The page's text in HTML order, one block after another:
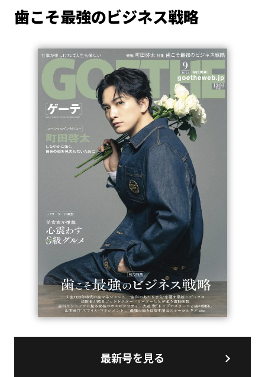
歯こそ最強のビジネス戦略
最新号を見る